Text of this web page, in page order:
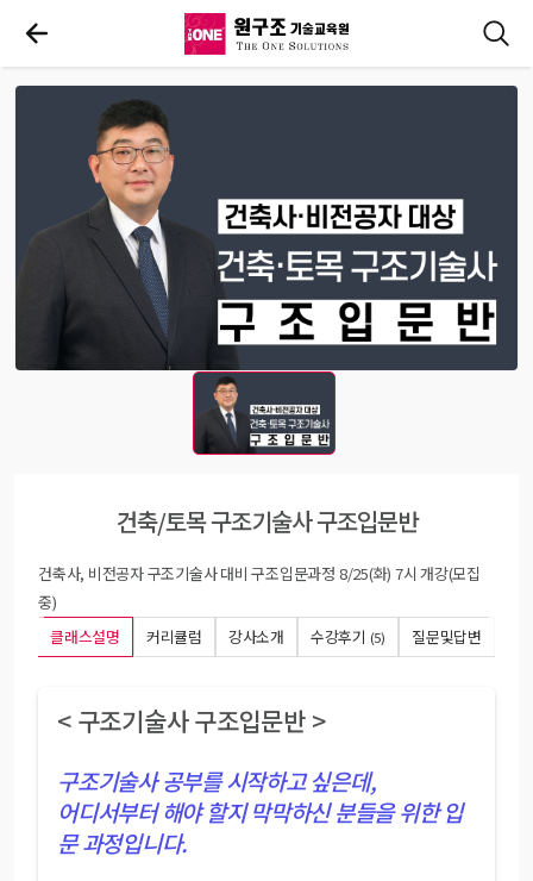
건축/토목 구조기술사 구조입문반
건축사, 비전공자 구조기술사 대비 구조입문과정 8/25(화) 7시 개강(모집
중)
클래스설명
커리큘럼 강사소개 수강후기 (5) 질문및답변
< 구조기술사 구조입문반 >
구조기술사 공부를 시작하고 싶은데,
어디서부터 해야 할지 막막하신 분들을 위한 입
문 과정입니다.